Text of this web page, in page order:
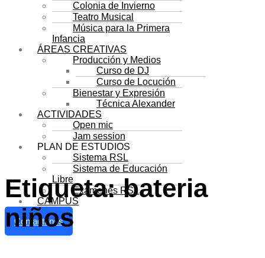
Colonia de Invierno
Teatro Musical
Música para la Primera
Infancia
ÁREAS CREATIVAS
Producción y Medios
Curso de DJ
Curso de Locución
Bienestar y Expresión
Técnica Alexander
ACTIVIDADES
Open mic
Jam session
PLAN DE ESTUDIOS
Sistema RSL
Sistema de Educación
Libre
Exámenes RSL
CAMPUS
Contactanos
Etiqueta:bateria
niños